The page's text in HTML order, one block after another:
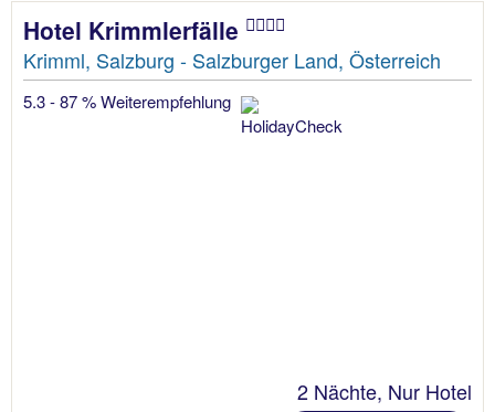
Hotel Krimmlerfälle
Krimml, Salzburg - Salzburger Land, Österreich
5.3 - 87 % Weiterempfehlung
2 Nächte, Nur Hotel